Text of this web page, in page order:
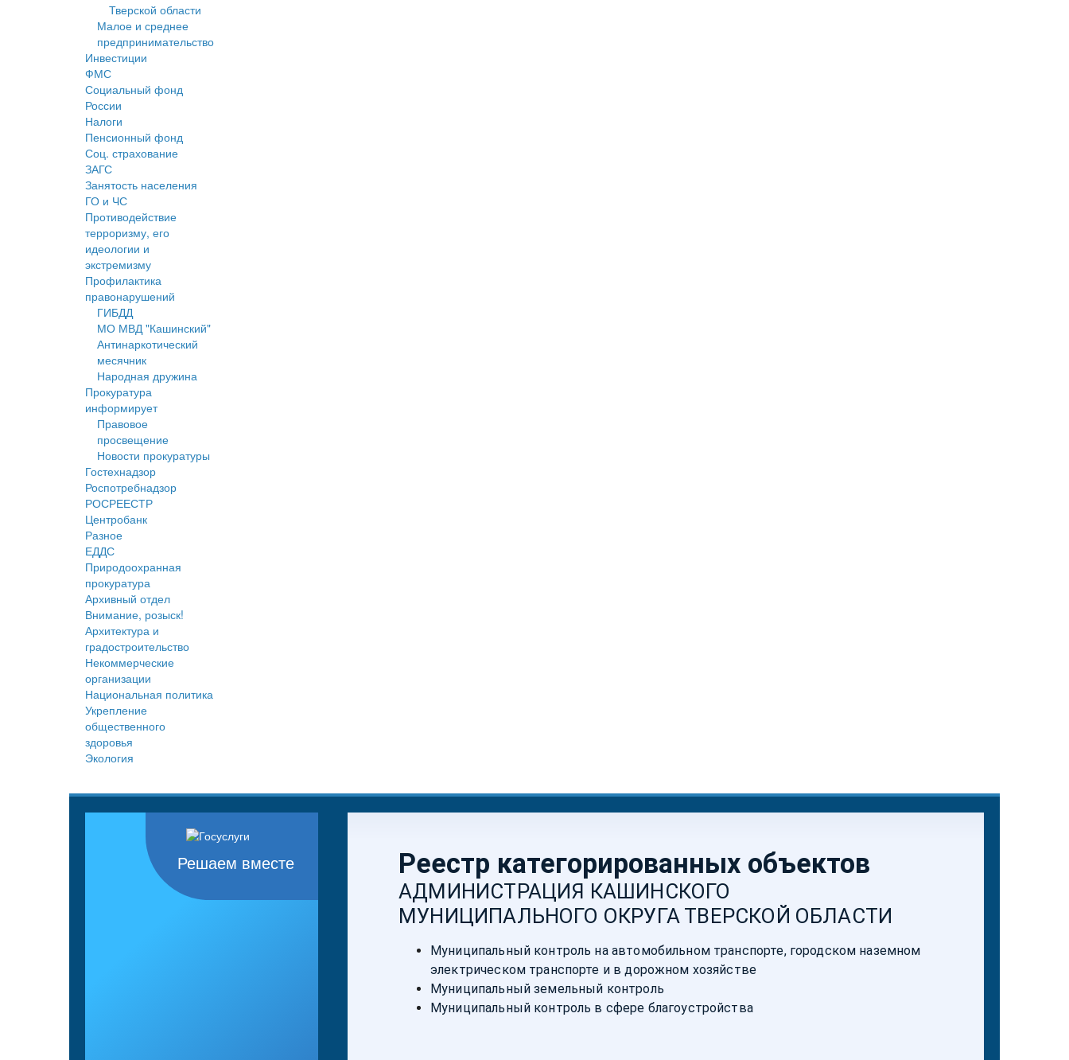
Тверской области
Малое и среднее
предпринимательство
Инвестиции
ФМС
Социальный фонд
России
Налоги
Пенсионный фонд
Соц. страхование
ЗАГС
Занятость населения
ГО и ЧС
Противодействие
терроризму, его
идеологии и
экстремизму
Профилактика
правонарушений
ГИБДД
МО МВД "Кашинский"
Антинаркотический
месячник
Народная дружина
Прокуратура
информирует
Правовое
просвещение
Новости прокуратуры
Гостехнадзор
Роспотребнадзор
РОСРЕЕСТР
Центробанк
Разное
ЕДДС
Природоохранная
прокуратура
Архивный отдел
Внимание, розыск!
Архитектура и
градостроительство
Некоммерческие
организации
Национальная политика
Укрепление
общественного
здоровья
Экология
Решаем вместе